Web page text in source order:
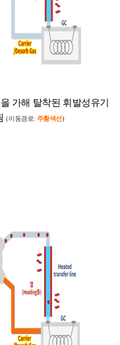
가해 탈착된 휘발성유기
(이동경로: 주황색선)